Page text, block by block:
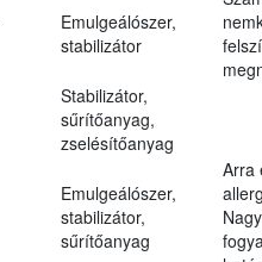
Emulgeálószer,
stabilizátor
Stabilizátor,
sűrítőanyag,
zselésítőanyag
Emulgeálószer,
stabilizátor,
sűrítőanyag
Arra